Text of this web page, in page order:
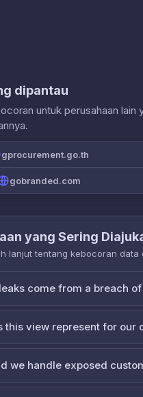
dipantau
untuk perusahaan lain
gprocurement.go.th
gobranded.com
yang Sering
lanjut tentang kebocoran data
come from a breach
this view represent for our
we handle exposed